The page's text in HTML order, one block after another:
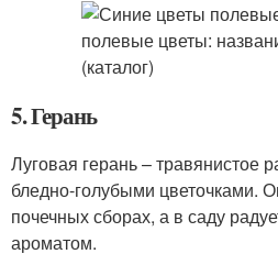
5. Герань
Луговая герань – травянистое
бледно-голубыми цветочками.
почечных сборах, а в саду
ароматом.